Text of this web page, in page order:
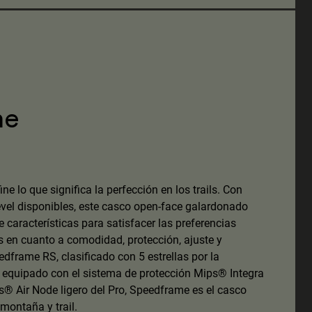
lo que significa la perfección en los trails. Con
disponibles, este casco open-face galardonado
características para satisfacer las preferencias
cuanto a comodidad, protección, ajuste y
RS, clasificado con 5 estrellas por la
con el sistema de protección Mips® Integra
Air Node ligero del Pro, Speedframe es el casco
y trail.